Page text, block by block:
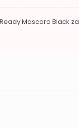
Mascara Black za